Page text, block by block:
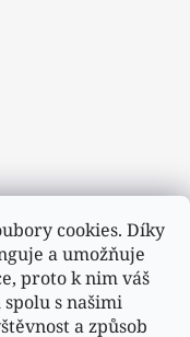
cookies. Díky
a umožňuje
proto k nim váš
s našimi
a způsob